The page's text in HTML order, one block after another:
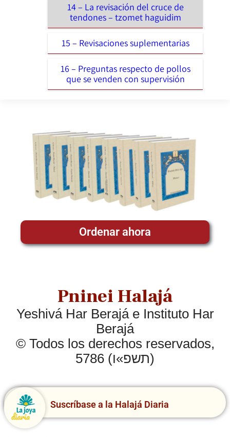
14 – La revisación del cruce de
tendones – tzomet haguidim
15 – Revisaciones suplementarias
16 – Preguntas respecto de pollos
que se venden con supervisión
Ordenar ahora
Pninei Halajá
Yeshivá Har Berajá e Instituto Har
Berajá
© Todos los derechos reservados,
5786 (תשפ»ו)
Suscríbase a la Halajá Diaria